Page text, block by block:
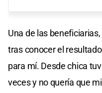
Una de las
tras conocer el
para mí. Desde chica
veces y no quería que